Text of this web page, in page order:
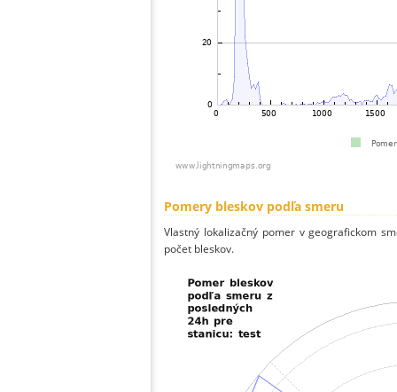
Pomery bleskov podľa smeru
Vlastný lokalizačný pomer v geografickom
počet bleskov.